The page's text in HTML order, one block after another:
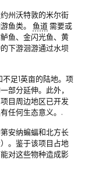
州沃特敦的米尔街
鱼类。 鱼道需要或
鱼、金闪光鱼、黄
下游洄游通过水坝
足1英亩的陆地。项
部分延伸。此外，
目周边地区已开发
任何生态意义。.
安纳蝙蝠和北方长
。鉴于该项目占地
对这些物种造成影